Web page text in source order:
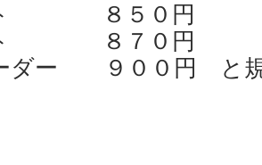
ト ８５０円
ト ８７０円
ダー ９００円 と